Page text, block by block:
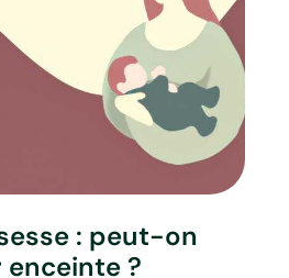
son corps et ses
du plaisir ou décupler
rôle, comment se
qui doivent vous
tout.
: peut-on
enceinte ?